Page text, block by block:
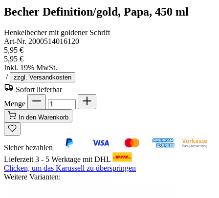
Becher Definition/gold, Papa, 450 ml
Henkelbecher mit goldener Schrift
Art-Nr. 2000514016120
5,95 €
5,95 €
Inkl. 19% MwSt.
/
zzgl. Versandkosten
Sofort lieferbar
Menge
In den Warenkorb
Sicher bezahlen
Lieferzeit 3 - 5 Werktage mit DHL
Clicken, um das Karussell zu überspringen
Weitere Varianten: